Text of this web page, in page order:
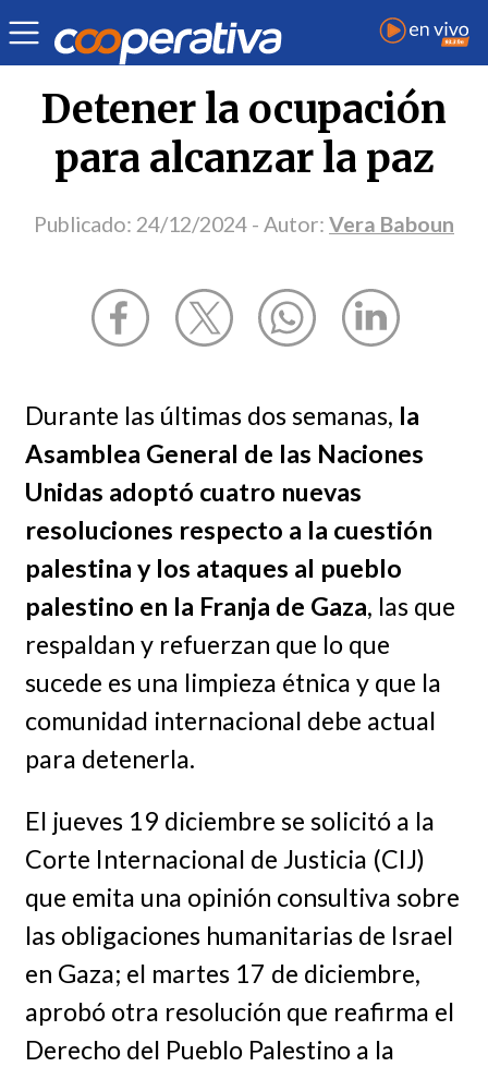
Opinión | Vera Baboun
Detener la ocupación
para alcanzar la paz
Publicado: 24/12/2024 - Autor: Vera Baboun
Durante las últimas dos semanas, la
Asamblea General de las Naciones
Unidas adoptó cuatro nuevas
resoluciones respecto a la cuestión
palestina y los ataques al pueblo
palestino en la Franja de Gaza, las que
respaldan y refuerzan que lo que
sucede es una limpieza étnica y que la
comunidad internacional debe actual
para detenerla.
El jueves 19 diciembre se solicitó a la
Corte Internacional de Justicia (CIJ)
que emita una opinión consultiva sobre
las obligaciones humanitarias de Israel
en Gaza; el martes 17 de diciembre,
aprobó otra resolución que reafirma el
Derecho del Pueblo Palestino a la